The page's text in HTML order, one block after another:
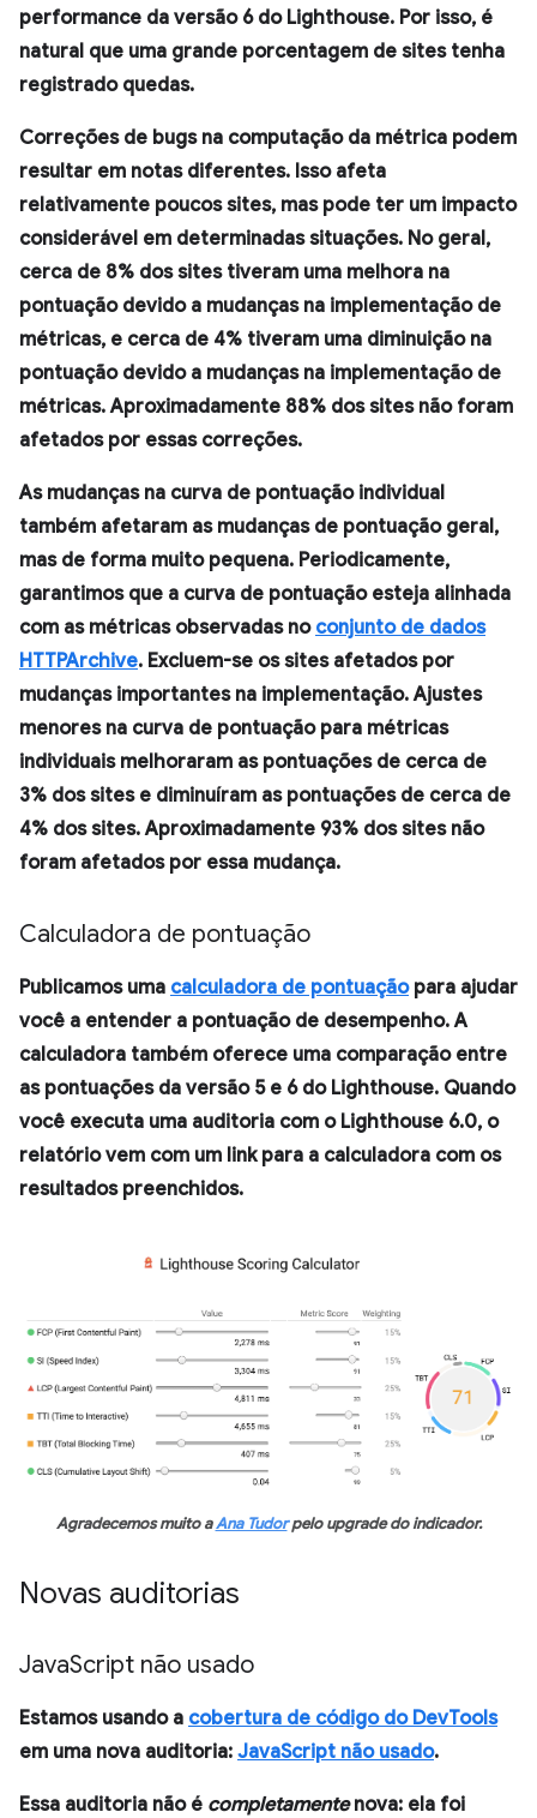
performance da versão 6 do Lighthouse. Por isso, é
natural que uma grande porcentagem de sites tenha
registrado quedas.
Correções de bugs na computação da métrica podem
resultar em notas diferentes. Isso afeta
relativamente poucos sites, mas pode ter um impacto
considerável em determinadas situações. No geral,
cerca de 8% dos sites tiveram uma melhora na
pontuação devido a mudanças na implementação de
métricas, e cerca de 4% tiveram uma diminuição na
pontuação devido a mudanças na implementação de
métricas. Aproximadamente 88% dos sites não foram
afetados por essas correções.
As mudanças na curva de pontuação individual
também afetaram as mudanças de pontuação geral,
mas de forma muito pequena. Periodicamente,
garantimos que a curva de pontuação esteja alinhada
com as métricas observadas no conjunto de dados
HTTPArchive. Excluem-se os sites afetados por
mudanças importantes na implementação. Ajustes
menores na curva de pontuação para métricas
individuais melhoraram as pontuações de cerca de
3% dos sites e diminuíram as pontuações de cerca de
4% dos sites. Aproximadamente 93% dos sites não
foram afetados por essa mudança.
Calculadora de pontuação
Publicamos uma calculadora de pontuaçãopara ajudar
você a entender a pontuação de desempenho. A
calculadora também oferece uma comparação entre
as pontuações da versão 5 e 6 do Lighthouse. Quando
você executa uma auditoria com o Lighthouse 6.0, o
relatório vem com um link para a calculadora com os
resultados preenchidos.
Agradecemos muito aAna Tudorpelo upgrade do indicador.
Novas auditorias
JavaScript não usado
Estamos usando a cobertura de código do DevTools
em uma nova auditoria: JavaScript não usado.
Essa auditoria não é completamentenova: ela foi